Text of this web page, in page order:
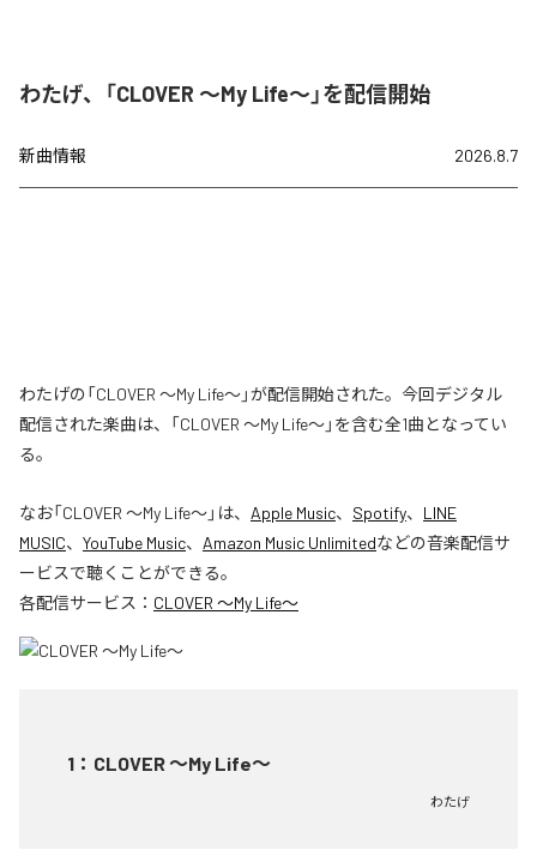
わたげ、「CLOVER ～My Life～」を配信開始
新曲情報 2026.8.7
わたげの「CLOVER ～My Life～」が配信開始された。今回デジタル
配信された楽曲は、「CLOVER ～My Life～」を含む全1曲となってい
る。
なお「CLOVER ～My Life～」は、 Apple Music、 Spotify、 LINE
MUSIC、 YouTube Music、 Amazon Music Unlimitedなどの音楽配信サ
ービスで聴くことができる。
各配信サービス： CLOVER ～My Life～
1 ： CLOVER ～My Life～
わたげ